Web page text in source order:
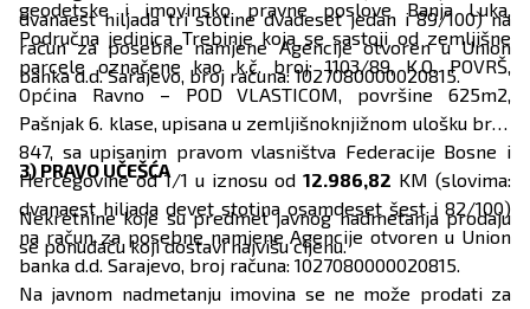
dvanaest hiljada tri stotine dvadeset jedan i 89/100) na
račun za posebne namjene Agencije otvoren u Union
banka d.d. Sarajevo, broj računa: 1027080000020815.
geodetske i imovinsko pravne poslove Banja Luka,
Područna jedinica Trebinje koja se sastoji od zemljišne
parcele označene kao k.č. broj: 1103/89, K.O. POVRŠ,
Općina Ravno – POD VLASTICOM, površine 625m2,
Pašnjak 6. klase, upisana u zemljišnoknjižnom ulošku broj:
847, sa upisanim pravom vlasništva Federacije Bosne i
Hercegovine od 1/1 u iznosu od 12.986,82 KM (slovima:
dvanaest hiljada devet stotina osamdeset šest i 82/100)
na račun za posebne namjene Agencije otvoren u Union
banka d.d. Sarajevo, broj računa: 1027080000020815.
3) PRAVO UČEŠĆA
Nekretnine koje su predmet javnog nadmetanja prodaju
se ponuđaču koji dostavi najvišu cijenu.
Na javnom nadmetanju imovina se ne može prodati za